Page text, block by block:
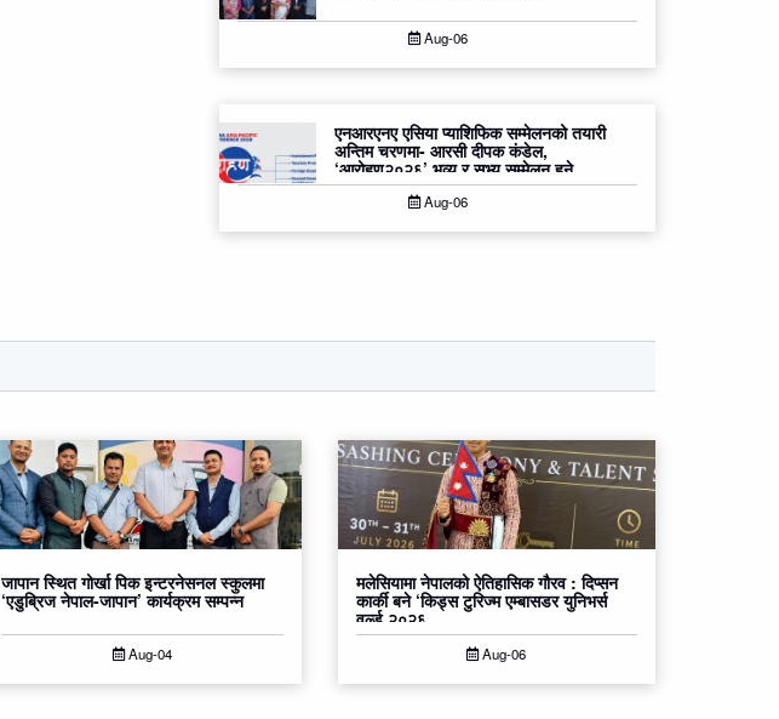
Aug-06
एनआरएनए एसिया प्याशिफिक सम्मेलनको तयारी
अन्तिम चरणमा- आरसी दीपक कंडेल,
‘आरोहण२०२६’ भव्य र सभ्य सम्मेलन हुने
Aug-06
जापान स्थित गोर्खा पिक इन्टरनेसनल स्कुलमा
‘एडुब्रिज नेपाल-जापान’ कार्यक्रम सम्पन्न
Aug-04
मलेसियामा नेपालको ऐतिहासिक गौरव : दिप्सन
कार्की बने ‘किड्स टुरिज्म एम्बासडर युनिभर्स
वर्ल्ड २०२६
Aug-06